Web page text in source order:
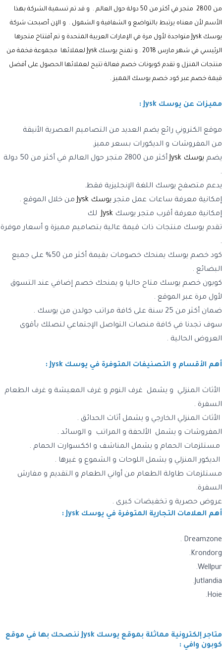
من 2800 متجر في أكثر من 50 دولة حول العالم . و قد تم تسمية الشركة بهذا
الأسم لأن معناه يرتبط بالتواضع و الشفافية و الشمول . و الإن أصبحت شركة
يوسك Jysk متواجدة لأول مرة في الإمارات العربية المتحدة و تم أفتتاح متجرها
الرئيسي في شهر مارس 2018 . و تمنح
يوسك Jysk
لعملائها مجموعة فخمة من
منتجات المنزل و تقدم كوبونات خصم فعالة تتيح لعملائها الحصول على أفضل
قيمة خصم عبر كود خصم يوسك المميز .
مميزات عن يوسك Jysk :
موقع الكتروني رائع يضم العديد من التصاميم العصرية الأنيقة
من المفروشات و الديكورات بسعر مميز.
يضم يوسك Jysk
أكثر من 2800 متجر حول العالم في أكثر من 50 دولة
.
يدعم متصفح يوسك اللغة الإنجليزية فقط.
إمكانية معرفة ساعات عمل متجريوسك Jysk
من خلال الموقع .
إمكانية معرفة أقرب متجريوسك Jysk لك
تقدم يوسك منتجات ذات قيمة عالية بتصاميم مميزة و أسعار موفرة
.
كود خصم يوسك
يمنحك خصومات بقيمة أكثر من 50% على جميع
البضائع .
كوبون خصم يوسك متاح حاليا و يمنحك خصم إضافي عند التسوق
لأول مرة عبر الموقع .
ضمان أكثر من 25 سنة على كافة
مراتب جولدن من يوسك .
سوف تجدنا في كافة منصات التواصل الإجتماعي لنصلك بأقوى
العروض الحالية .
أهم الأقسام و التصنيفات المتوفرة في يوسك Jysk :
الأثاث المنزلي و يشمل غرف النوم و غرف المعيشة و غرف الطعام
السفرة .
الأثاث المنزلي الخارجي و يشمل أثاث الحدائق .
المفروشات و يشمل الألحفة و المراتب و الوسائد .
مستلزمات الحمام و يشمل المناشف و اككسوارت الحمام .
الديكور المنزلي و يشمل اللوحات و الشموع و غيرها .
مستلزمات طاولة الطعام من أواني الطعام و التقديم و مفارش
السفرة.
عروض حصرية و تخفيضات كبرى .
أهم العلامات التجارية المتوفرة في يوسك Jysk :
Dreamzone .
Krondorg.
Wellpur.
Jutlandia.
Hoie.
متاجر إلكترونية مماثلة بموقع يوسك Jysk ننصحك بها في موقع
كوبون وافي :